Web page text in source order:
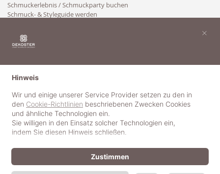
Schmuckerlebnis / Schmuckparty buchen
Schmuck- & Styleguide werden
Hinweis
Wir und einige unserer Service Provider setzen zu den in
den Cookie-Richtlinien beschriebenen Zwecken Cookies
und ähnliche Technologien ein.
Sie willigen in den Einsatz solcher Technologien ein,
indem Sie diesen Hinweis schließen.
Zustimmen
×